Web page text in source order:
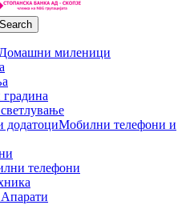
Search
миленици
Мобилни телефони и
телефони